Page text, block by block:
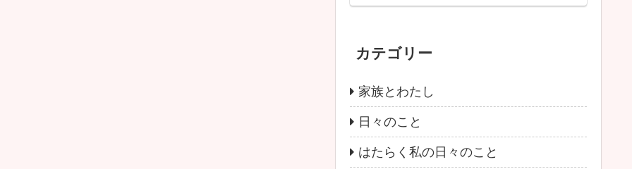
カテゴリー
家族とわたし
日々のこと
はたらく私の日々のこと